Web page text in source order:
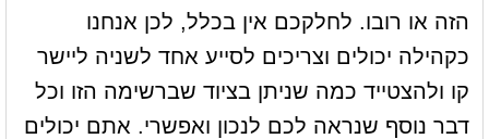
הזה או רובו. לחלקכם אין בכלל, לכן אנחנו
כקהילה יכולים וצריכים לסייע אחד לשניה ליישר
קו ולהצטייד כמה שניתן בציוד שברשימה הזו וכל
דבר נוסף שנראה לכם לנכון ואפשרי. אתם יכולים